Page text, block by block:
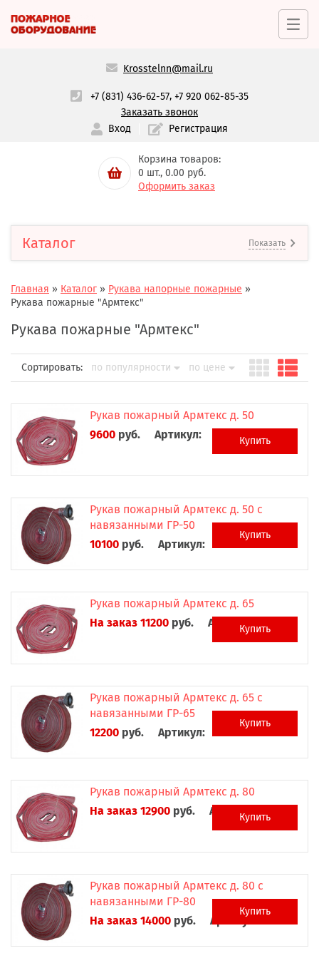
Krosstelnn@mail.ru
+7 (831) 436-62-57,+7 920 062-85-35
Заказать звонок
Вход
Регистрация
Корзина товаров:
0 шт., 0.00 руб.
Оформить заказ
Каталог Показать
Главная » Каталог » Рукава напорные пожарные »
Рукава пожарные "Армтекс"
Рукава пожарные "Армтекс"
Сортировать: по популярности по цене
Рукав пожарный Армтекс д. 50
9600 руб. Артикул: Купить
Рукав пожарный Армтекс д. 50 с
навязанными ГР-50
10100 руб. Артикул:
Купить
Рукав пожарный Армтекс д. 65
На заказ 11200 руб. Артикул:Купить
Рукав пожарный Армтекс д. 65 с
навязанными ГР-65
12200 руб. Артикул:
Купить
Рукав пожарный Армтекс д. 80
На заказ 12900 руб. Артикул:Купить
Рукав пожарный Армтекс д. 80 с
навязанными ГР-80
На заказ 14000 руб. Артикул:
Купить